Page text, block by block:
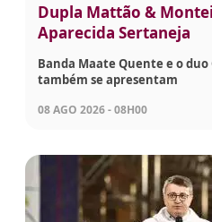
Dupla Mattão &
Aparecida Sertaneja
Banda Maate Quente e o
também se apresentam
08 AGO 2026 - 08H00